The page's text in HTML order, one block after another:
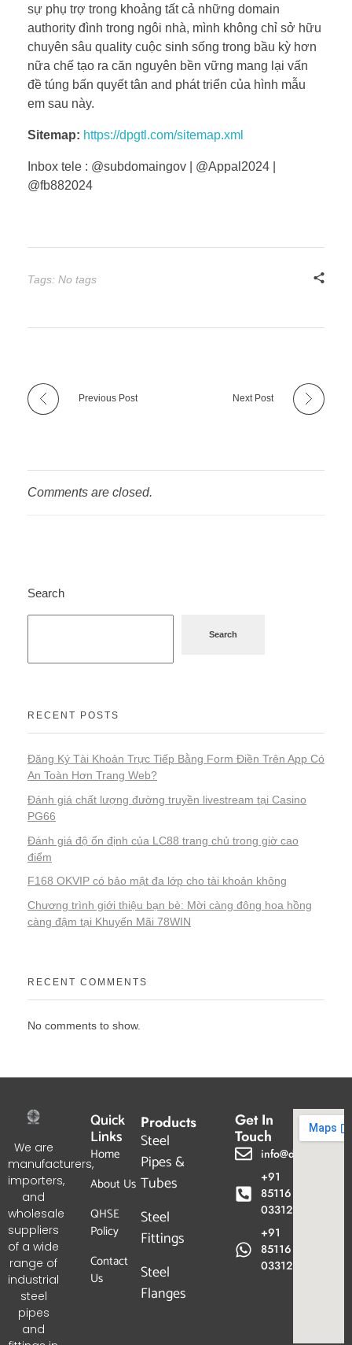
sự phụ trợ trong khoảng tất cả những domain
authority đình trong ngôi nhà, mình không chỉ sở hữu
chuyên sâu quality cuộc sinh sống trong bầu kỳ hơn
nữa chế tạo ra căn nguyên bền vững mang lại vấn
đề túng bấn quyết tân and phát triển của hình mẫu
em sau này.
Sitemap: https://dpgtl.com/sitemap.xml
Inbox tele : @subdomaingov | @Appal2024 |
@fb882024
Tags: No tags
Previous Post Next Post
Comments are closed.
Search
Search
RECENT POSTS
Đăng Ký Tài Khoản Trực Tiếp Bằng Form Điền Trên App Có
An Toàn Hơn Trang Web?
Đánh giá chất lượng đường truyền livestream tại Casino
PG66
Đánh giá độ ổn định của LC88 trang chủ trong giờ cao
điểm
F168 OKVIP có bảo mật đa lớp cho tài khoản không
Chương trình giới thiệu bạn bè: Mời càng đông hoa hồng
càng đậm tại Khuyến Mãi 78WIN
RECENT COMMENTS
No comments to show.
We are
manufacturers,
importers,
and
wholesale
suppliers
of a wide
range of
industrial
steel
pipes
and
Quick
Links
Home
About Us
QHSE
Policy
Contact
Us
Products
Steel
Pipes &
Tubes
Steel
Fittings
Steel
Flanges
Get In
Touch
info@dpgtl.com
+91
85116
03312
+91
85116
03312